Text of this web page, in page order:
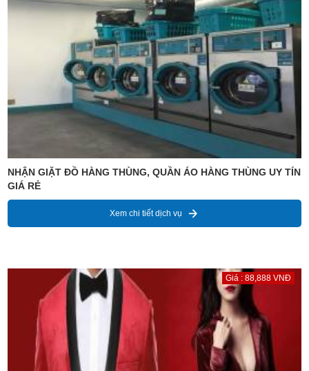
NHẬN GIẶT ĐỒ HÀNG THÙNG, QUẦN ÁO HÀNG THÙNG UY TÍN
GIÁ RẺ
Xem chi tiết dịch vụ
Giá : 88,888 VNĐ